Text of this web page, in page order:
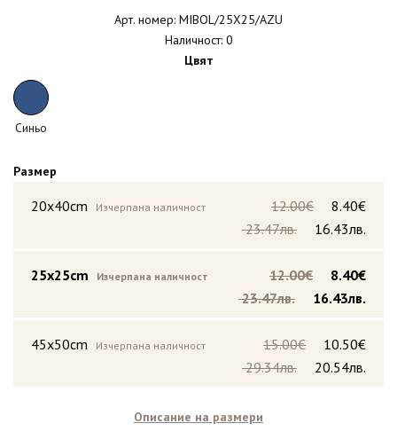
Арт. номер: MIBOL/25X25/AZU
Наличност: 0
Цвят
Синьо
Размер
20x40cm Изчерпана наличност 8.40€
12.00€
16.43лв.
23.47лв.
25x25cm Изчерпана наличност 8.40€
12.00€
16.43лв.
23.47лв.
45x50cm Изчерпана наличност 10.50€
15.00€
20.54лв.
29.34лв.
Описание на размери